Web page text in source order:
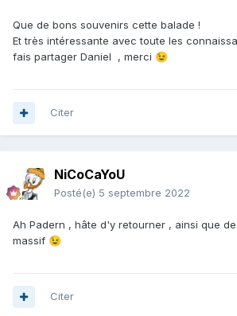
Que de bons souvenirs cette balade !
Et très intéressante avec toute les
fais partager Daniel , merci 😉
Citer
NiCoCaYoU
Posté(e) 5 septembre 2022
Ah Padern , hâte d'y retourner , ainsi que
massif 😉
Citer